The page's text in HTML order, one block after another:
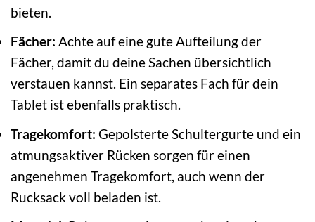
bieten.
Fächer: Achte auf eine gute Aufteilung der
Fächer, damit du deine Sachen übersichtlich
verstauen kannst. Ein separates Fach für dein
Tablet ist ebenfalls praktisch.
Tragekomfort: Gepolsterte Schultergurte und ein
atmungsaktiver Rücken sorgen für einen
angenehmen Tragekomfort, auch wenn der
Rucksack voll beladen ist.